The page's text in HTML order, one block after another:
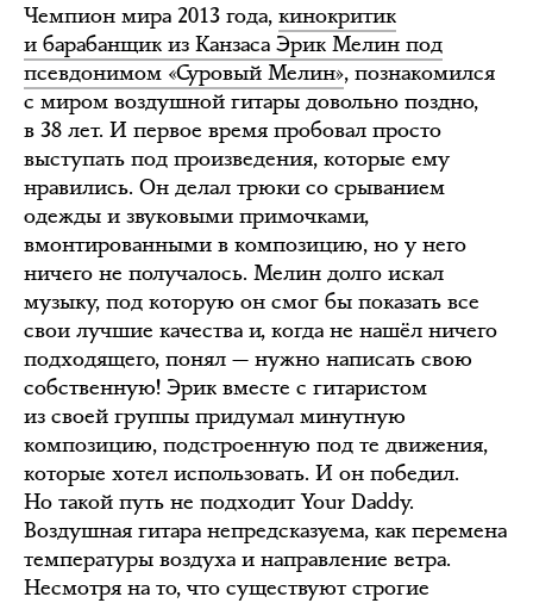
Чемпион мира 2013 года, кинокритик
и барабанщик из Канзаса Эрик Мелин под
псевдонимом «Суровый Мелин», познакомился
с миром воздушной гитары довольно поздно,
в 38 лет. И первое время пробовал просто
выступать под произведения, которые ему
нравились. Он делал трюки со срыванием
одежды и звуковыми примочками,
вмонтированными в композицию, но у него
ничего не получалось. Мелин долго искал
музыку, под которую он смог бы показать все
свои лучшие качества и, когда не нашёл ничего
подходящего, понял — нужно написать свою
собственную! Эрик вместе с гитаристом
из своей группы придумал минутную
композицию, подстроенную под те движения,
которые хотел использовать. И он победил.
Но такой путь не подходит Your Daddy.
Воздушная гитара непредсказуема, как перемена
температуры воздуха и направление ветра.
Несмотря на то, что существуют строгие